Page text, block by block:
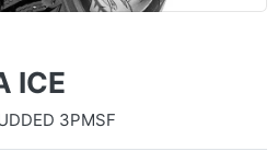
ICE
3PMSF